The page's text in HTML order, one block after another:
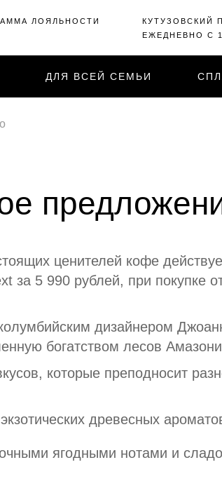
ЛОЯЛЬНОСТИ
КУТУЗОВСКИЙ
ЕЖЕДНЕВНО С
ДЛЯ ВСЕЙ СЕМЬИ
ценителей кофе
за 5 990 рублей, при покупке
дизайнером
богатством лесов
которые преподносит
древесных
ягодными нотами и